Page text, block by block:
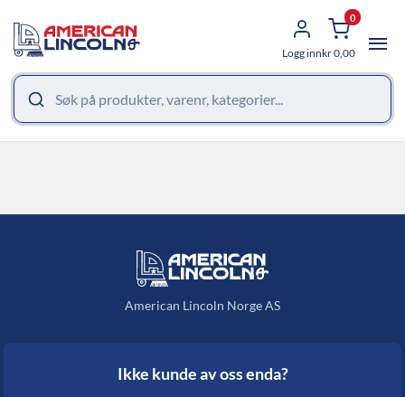
Logg inn
0
kr0,00
American Lincoln Norge AS
Ikke kunde av oss enda?